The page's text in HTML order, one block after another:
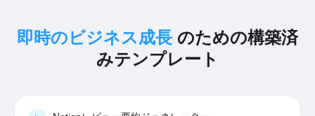
即時のビジネス成長 のための構築済
みテンプレート